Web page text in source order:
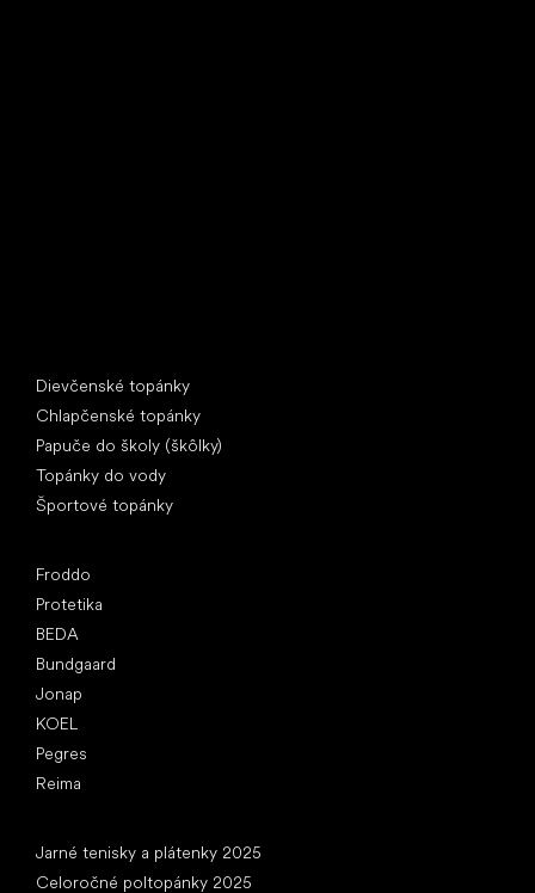
Dievčenské topánky
Chlapčenské topánky
Papuče do školy (škôlky)
Topánky do vody
Športové topánky
Froddo
Protetika
BEDA
Bundgaard
Jonap
KOEL
Pegres
Reima
Jarné tenisky a plátenky 2025
Celoročné poltopánky 2025